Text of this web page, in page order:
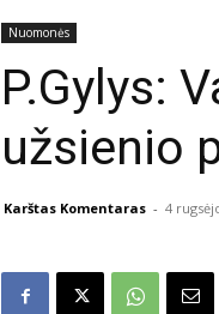
Nuomonės
P.Gylys:
užsienio
Karštas Komentaras - 4